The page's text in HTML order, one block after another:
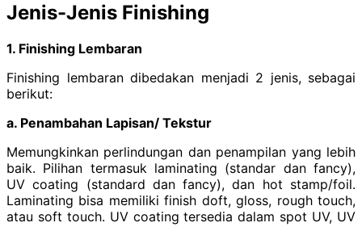
Jenis-Jenis Finishing
1. Finishing Lembaran
Finishing lembaran dibedakan menjadi 2 jenis, sebagai
berikut:
a. Penambahan Lapisan/ Tekstur
Memungkinkan perlindungan dan penampilan yang lebih
baik. Pilihan termasuk laminating (standar dan fancy),
UV coating (standard dan fancy), dan hot stamp/foil.
Laminating bisa memiliki finish doft, gloss, rough touch,
atau soft touch. UV coating tersedia dalam spot UV, UV